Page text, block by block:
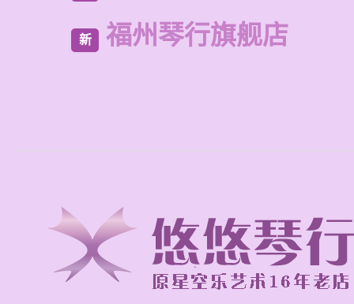
新 福州琴行旗舰店